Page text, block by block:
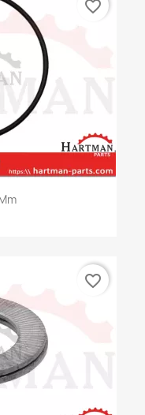
favorite_border
favorite_border